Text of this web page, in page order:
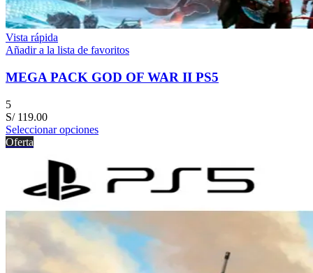
Vista rápida
Añadir a la lista de favoritos
MEGA PACK GOD OF WAR II PS5
5
S/119.00
Seleccionar opciones
Oferta